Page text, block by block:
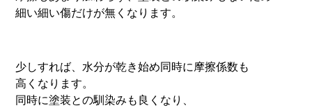
細い細い傷だけが無くなります。
少しすれば、水分が乾き始め同時に摩擦係数も
高くなります。
同時に塗装との馴染みも良くなり、